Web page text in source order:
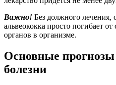
Важно! Без должного лечения,
альвеококка просто погибает
органов в организме.
Основные
болезни